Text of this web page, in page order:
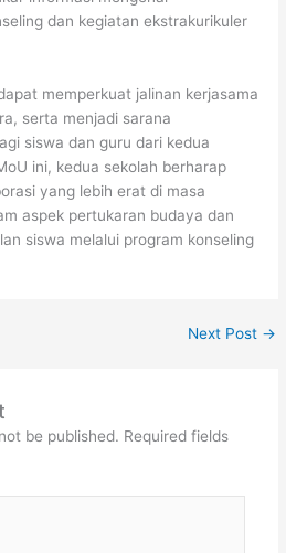
dan kegiatan ekstrakurikuler
memperkuat jalinan kerjasama
serta menjadi sarana
siswa dan guru dari kedua
ini, kedua sekolah berharap
yang lebih erat di masa
aspek pertukaran budaya dan
siswa melalui program konseling
Next Post →
be published. Required fields